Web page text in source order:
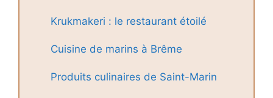
Krukmakeri : le restaurant étoilé
Cuisine de marins à Brême
Produits culinaires de Saint-Marin